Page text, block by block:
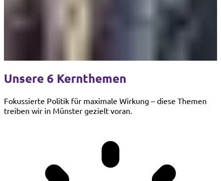
Unsere 6 Kernthemen
Fokussierte Politik für maximale Wirkung – diese Themen
treiben wir in Münster gezielt voran.